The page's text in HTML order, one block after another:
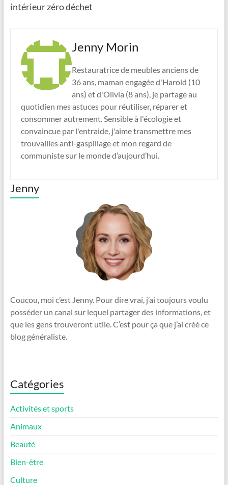
intérieur zéro déchet
Jenny Morin
Restauratrice de meubles anciens de
36 ans, maman engagée d'Harold (10
ans) et d'Olivia (8 ans), je partage au
quotidien mes astuces pour réutiliser, réparer et
consommer autrement. Sensible à l'écologie et
convaincue par l'entraide, j'aime transmettre mes
trouvailles anti-gaspillage et mon regard de
communiste sur le monde d’aujourd’hui.
Jenny
Coucou, moi c’est Jenny. Pour dire vrai, j’ai toujours voulu
posséder un canal sur lequel partager des informations, et
que les gens trouveront utile. C’est pour ça que j’ai créé ce
blog généraliste.
Catégories
Activités et sports
Animaux
Beauté
Bien-être
Culture